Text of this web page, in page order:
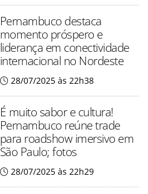
Pernambuco destaca
momento próspero e
liderança em conectividade
internacional no Nordeste
28/07/2025 às 22h38
É muito sabor e cultura!
Pernambuco reúne trade
para roadshow imersivo em
São Paulo; fotos
28/07/2025 às 22h29